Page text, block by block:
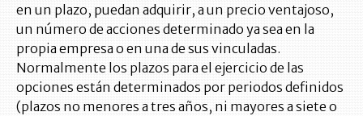
en un plazo, puedan adquirir, a un precio ventajoso,
un número de acciones determinado ya sea en la
propia empresa o en una de sus vinculadas.
Normalmente los plazos para el ejercicio de las
opciones están determinados por periodos definidos
(plazos no menores a tres años, ni mayores a siete o